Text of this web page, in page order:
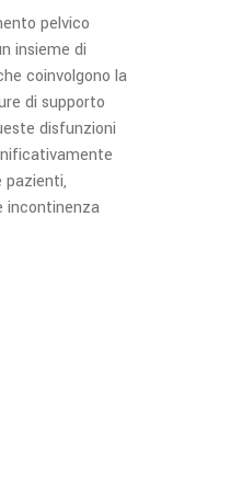
pelvico
insieme di
coinvolgono la
di supporto
disfunzioni
pazienti,
incontinenza